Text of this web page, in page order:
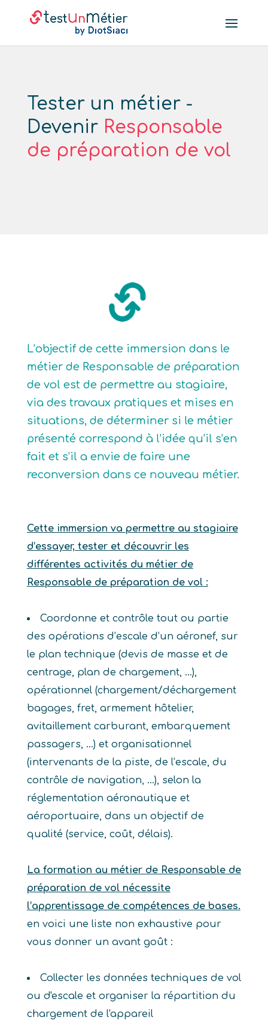
Tester un métier -
Devenir Responsable
de préparation de vol
L’objectif de cette immersion dans le
métier de Responsable de préparation
de vol est de permettre au stagiaire,
via des travaux pratiques et mises en
situations, de déterminer si le métier
présenté correspond à l’idée qu’il s’en
fait et s’il a envie de faire une
reconversion dans ce nouveau métier.
Cette immersion va permettre au stagiaire
d’essayer, tester et découvrir les
différentes activités du métier de
Responsable de préparation de vol :
Coordonne et contrôle tout ou partie
des opérations d’escale d’un aéronef, sur
le plan technique (devis de masse et de
centrage, plan de chargement, …),
opérationnel (chargement/déchargement
bagages, fret, armement hôtelier,
avitaillement carburant, embarquement
passagers, …) et organisationnel
(intervenants de la piste, de l’escale, du
contrôle de navigation, …), selon la
réglementation aéronautique et
aéroportuaire, dans un objectif de
qualité (service, coût, délais).
La formation au métier de Responsable de
préparation de vol nécessite
l’apprentissage de compétences de bases.
en voici une liste non exhaustive pour
vous donner un avant goût :
Collecter les données techniques de vol
ou d'escale et organiser la répartition du
chargement de l'appareil